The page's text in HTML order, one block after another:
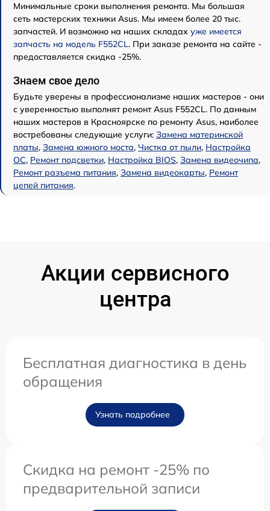
Минимальные сроки выполнения ремонта. Мы большая
сеть мастерских техники Asus. Мы имеем более 20 тыс.
запчастей. И возможно на наших складах уже имеется
запчасть на модель F552CL. При заказе ремонта на сайте -
предоставляется скидка -25%.
Знаем свое дело
Будьте уверены в профессионализме наших мастеров - они
с уверенностью выполнят ремонт Asus F552CL. По данным
наших мастеров в Красноярске по ремонту Asus, наиболее
востребованы следующие услуги: Замена материнской
платы, Замена южного моста, Чистка от пыли, Настройка
ОС, Ремонт подсветки, Настройка BIOS, Замена видеочипа,
Ремонт разъема питания, Замена видеокарты, Ремонт
цепей питания.
Акции сервисного
центра
Бесплатная диагностика в день
обращения
Узнать подробнее
Скидка на ремонт -25% по
предварительной записи